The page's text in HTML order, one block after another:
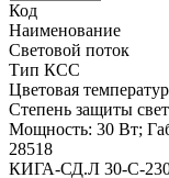
Код
Наименование
Световой поток
Тип КСС
Цветовая
Степень защиты
Мощность: 30 Вт;
28518
КИГА-СД.Л 30-С-